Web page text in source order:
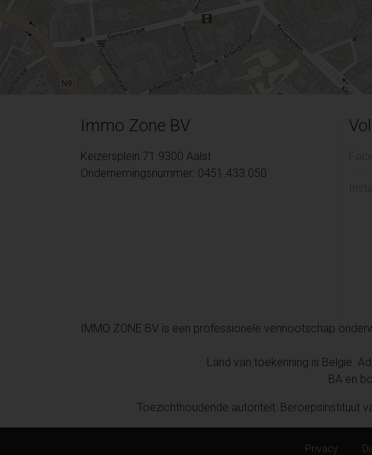
Immo Zone BV
Keizersplein 71 9300 Aalst
Ondernemingsnummer: 0451.433.050
IMMO ZONE BV is een professionele vennootschap
Land van toekenning is België.
BA en
Toezichthoudende autoriteit: Beroepsinstituut
Privacy